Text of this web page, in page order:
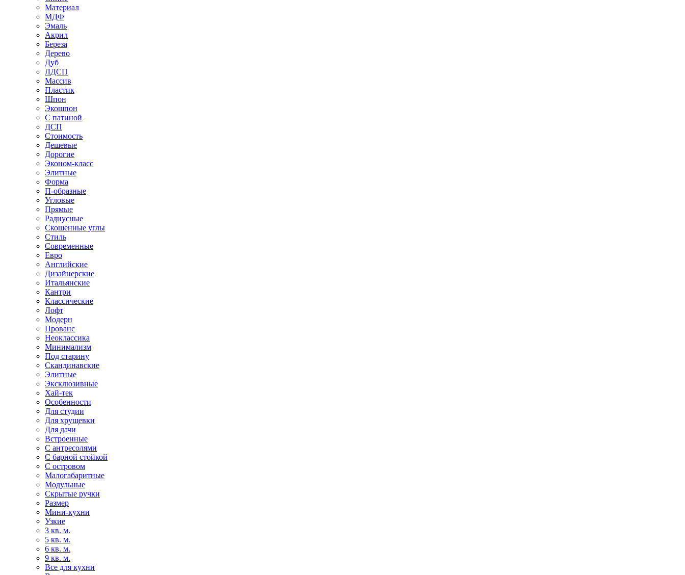
Материал
МДФ
Эмаль
Акрил
Береза
Дерево
Дуб
ЛДСП
Массив
Пластик
Шпон
Экошпон
С патиной
ДСП
Стоимость
Дешевые
Дорогие
Эконом-класс
Элитные
Форма
П-образные
Угловые
Прямые
Радиусные
Скошенные углы
Стиль
Современные
Евро
Английские
Дизайнерские
Итальянские
Кантри
Классические
Лофт
Модерн
Прованс
Неоклассика
Минимализм
Под старину
Скандинавские
Элитные
Эксклюзивные
Хай-тек
Особенности
Для студии
Для хрущевки
Для дачи
Встроенные
С антресолями
С барной стойкой
С островом
Малогабаритные
Модульные
Скрытые ручки
Размер
Мини-кухни
Узкие
3 кв. м.
5 кв. м.
6 кв. м.
9 кв. м.
Все для кухни